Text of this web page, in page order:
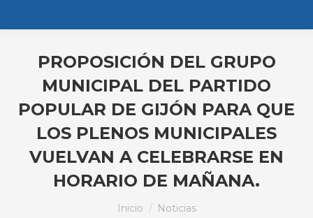
PROPOSICIÓN DEL GRUPO
MUNICIPAL DEL PARTIDO
POPULAR DE GIJÓN PARA QUE
LOS PLENOS MUNICIPALES
VUELVAN A CELEBRARSE EN
HORARIO DE MAÑANA.
Inicio
Noticias